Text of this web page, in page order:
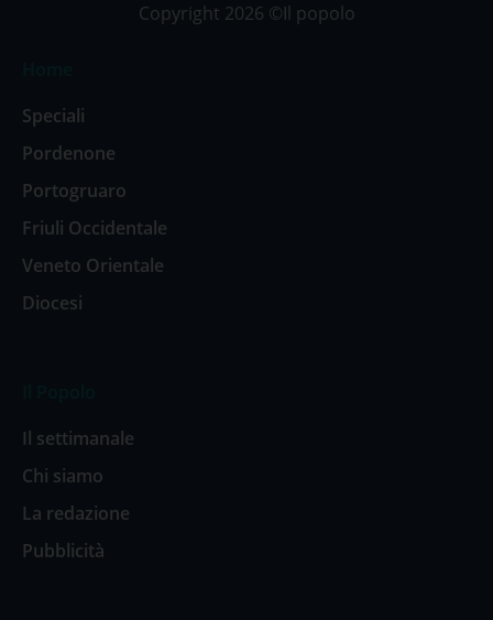
Copyright 2026 ©Il popolo
Speciali
Pordenone
Portogruaro
Friuli Occidentale
Veneto Orientale
Diocesi
Il settimanale
Chi siamo
La redazione
Pubblicità